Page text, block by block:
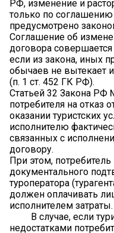
РФ, изменение и
только по соглашению
предусмотрено
Соглашение об
договора
если из закона, иных
обычаев не вытекает
(п. 1 ст. 452 ГК РФ).
Статьей 32 Закона РФ
потребителя на отказ
оказании туристских
исполнителю
связанных с
договору.
При этом,
документального
туроператора
должен оплачивать
исполнителем затраты.
В случае, если
недостатками